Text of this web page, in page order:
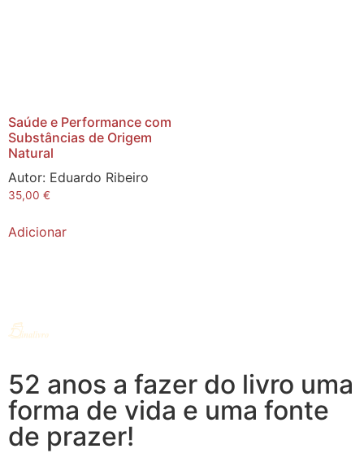
Saúde e Performance com
Substâncias de Origem
Natural
Autor: Eduardo Ribeiro
35,00 €
Adicionar
52 anos a fazer do livro uma
forma de vida e uma fonte
de prazer!